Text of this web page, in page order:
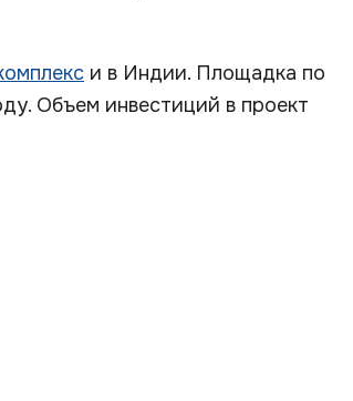
и в Индии. Площадка по
Объем инвестиций в проект